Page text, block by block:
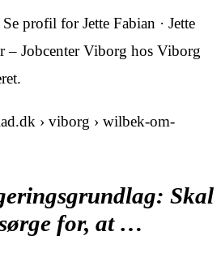
profil for Jette Fabian · Jette
– Jobcenter Viborg hos Viborg
› viborg › wilbek-om-
Skal
for, at …